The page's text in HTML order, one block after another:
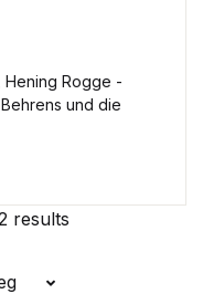
results
Hening Rogge -
und die